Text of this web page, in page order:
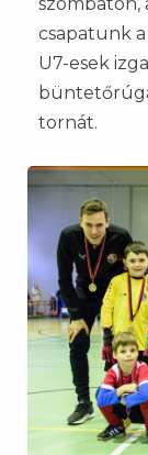
csapatunk
U7-esek
tornát.